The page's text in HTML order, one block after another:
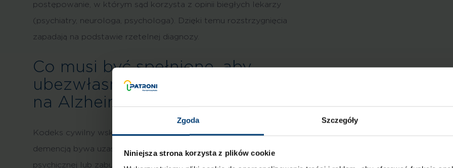
Zgoda Szczegóły
Niniejsza strona korzysta z plików cookie
postępowanie, w którym sąd korzysta z opinii biegłych lekarzy
(psychiatry, neurologa, psychologa). Dzięki temu rozstrzygnięcia
zapadają na podstawie rzetelnej diagnozy.
Co musi być spełnione, aby
ubezwłasnowolnić osobę chorą
na Alzheimera?
Kodeks cywilny wskazuje, że ubezwłasnowolnienie osoby starszej z
demencją bywa uzasadnione wtedy, gdy z powodu choroby
psychicznej lub zaburzeń otępiennych nie może ona świadomie